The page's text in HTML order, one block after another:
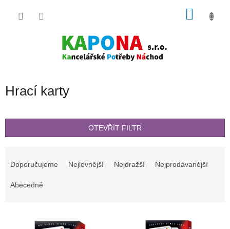
Hrací karty
OTEVŘÍT FILTR
Doporučujeme Nejlevnější Nejdražší Nejprodávanější
Abecedně